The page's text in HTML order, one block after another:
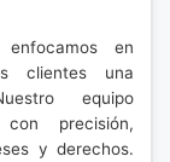
en
clientes una
equipo
precisión,
y derechos.